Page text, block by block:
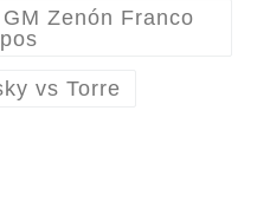
Zenón Franco
vs Torre